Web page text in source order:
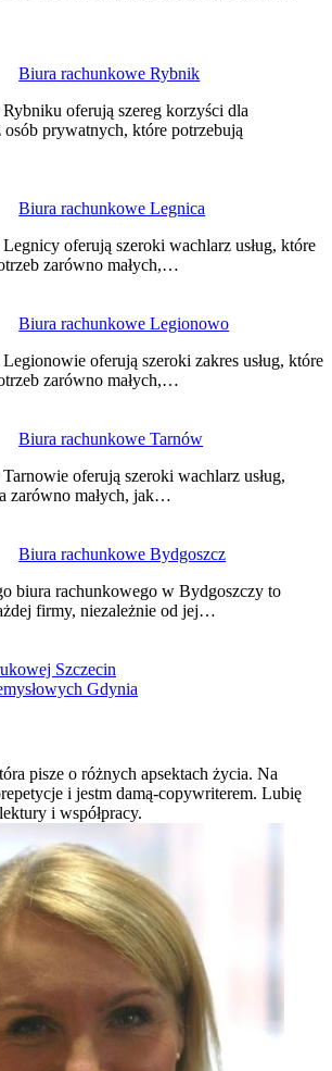
Biura rachunkowe Rybnik
oferują szereg korzyści dla
prywatnych, które potrzebują
Biura rachunkowe Legnica
oferują szeroki wachlarz usług, które
zarówno małych,…
Biura rachunkowe Legionowo
oferują szeroki zakres usług, które
zarówno małych,…
Biura rachunkowe Tarnów
oferują szeroki wachlarz usług,
zarówno małych, jak…
Biura rachunkowe Bydgoszcz
biura rachunkowego w Bydgoszczy to
firmy, niezależnie od jej…
Szczecin
Gdynia
pisze o różnych apsektach życia. Na
i jestm damą-copywriterem. Lubię
i współpracy.